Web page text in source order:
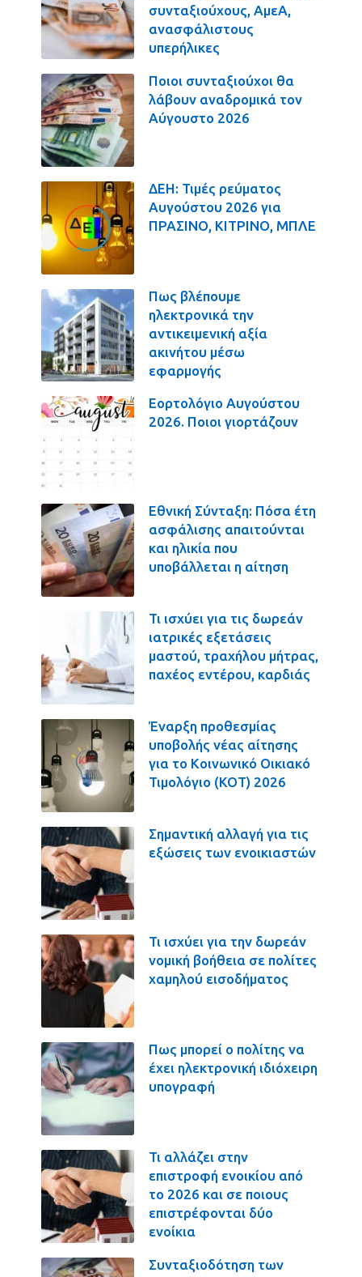
συνταξιούχους, ΑμεΑ,
ανασφάλιστους
υπερήλικες
Ποιοι συνταξιούχοι θα
λάβουν αναδρομικά τον
Αύγουστο 2026
ΔΕΗ: Τιμές ρεύματος
Αυγούστου 2026 για
ΠΡΑΣΙΝΟ, ΚΙΤΡΙΝΟ, ΜΠΛΕ
Πως βλέπουμε
ηλεκτρονικά την
αντικειμενική αξία
ακινήτου μέσω
εφαρμογής
Εορτολόγιο Αυγούστου
2026. Ποιοι γιορτάζουν
Εθνική Σύνταξη: Πόσα έτη
ασφάλισης απαιτούνται
και ηλικία που
υποβάλλεται η αίτηση
Τι ισχύει για τις δωρεάν
ιατρικές εξετάσεις
μαστού, τραχήλου μήτρας,
παχέος εντέρου, καρδιάς
Έναρξη προθεσμίας
υποβολής νέας αίτησης
για το Κοινωνικό Οικιακό
Τιμολόγιο (ΚΟΤ) 2026
Σημαντική αλλαγή για τις
εξώσεις των ενοικιαστών
Τι ισχύει για την δωρεάν
νομική βοήθεια σε πολίτες
χαμηλού εισοδήματος
Πως μπορεί ο πολίτης να
έχει ηλεκτρονική ιδιόχειρη
υπογραφή
Τι αλλάζει στην
επιστροφή ενοικίου από
το 2026 και σε ποιους
επιστρέφονται δύο
ενοίκια
Συνταξιοδότηση των